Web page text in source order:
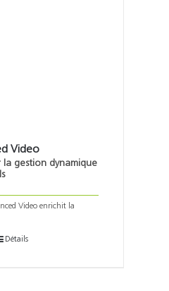
Video
gestion dynamique
Video enrichit la
Détails